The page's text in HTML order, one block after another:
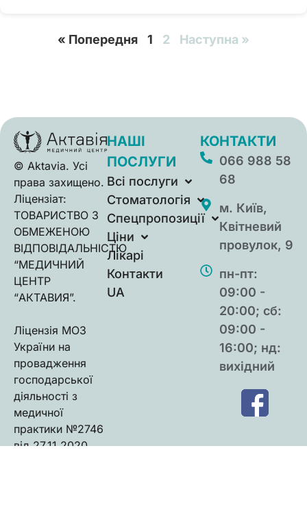
« Попередня 1 2 Наступна »
© Aktavia. Усі
права захищено.
Ліцензіат:
ТОВАРИСТВО З
ОБМЕЖЕНОЮ
ВIДПОВIДАЛЬНIСТЮ
“МЕДИЧНИЙ
ЦЕНТР
“АКТАВИЯ”.
Ліцензія МОЗ
України на
провадження
господарської
діяльності з
медичної
практики №2746
від 27.11.2020.
НАШІ
ПОСЛУГИ
Всі послуги
Стоматологія
Спецпропозиції
Ціни
Лікарі
Контакти
UA
КОНТАКТИ
066 988 58
68
м. Київ,
Квітневий
провулок, 9
пн-пт:
09:00 -
20:00; сб:
09:00 -
16:00; нд:
вихідний